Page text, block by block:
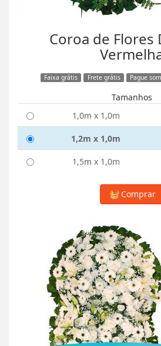
Coroa de Flores
Faixa grátis Frete grátis Pague
Tamanhos
1,0m x 1,0m
1,2m x 1,0m
1,5m x 1,0m
Comprar